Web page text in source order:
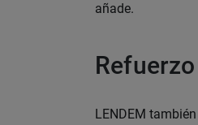
añade.
LENDEM